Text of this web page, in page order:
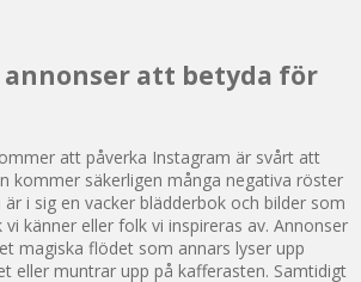
annonser att betyda för
att påverka Instagram är svårt att
kommer säkerligen många negativa röster
i sig en vacker blädderbok och bilder som
känner eller folk vi inspireras av. Annonser
magiska flödet som annars lyser upp
eller muntrar upp på kafferasten. Samtidigt